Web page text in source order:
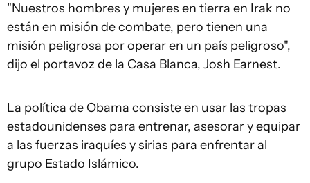
"Nuestros hombres y mujeres en tierra en Irak no
están en misión de combate, pero tienen una
misión peligrosa por operar en un país peligroso",
dijo el portavoz de la Casa Blanca, Josh Earnest.
La política de Obama consiste en usar las tropas
estadounidenses para entrenar, asesorar y equipar
a las fuerzas iraquíes y sirias para enfrentar al
grupo Estado Islámico.